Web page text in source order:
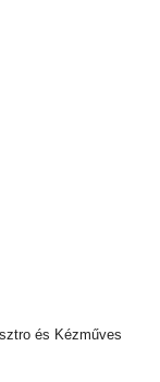
és Kézműves